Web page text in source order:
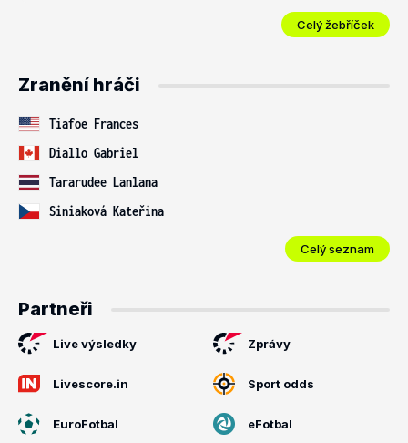
Celý žebříček
Zranění hráči
Tiafoe Frances
Diallo Gabriel
Tararudee Lanlana
Siniaková Kateřina
Celý seznam
Partneři
Live výsledky Zprávy
Livescore.in Sport odds
EuroFotbal eFotbal